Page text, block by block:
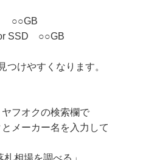
○○GB
SSD ○○GB
つけやすくなります。
フオクの検索欄で
メーカー名を入力して
札相場を調べる」